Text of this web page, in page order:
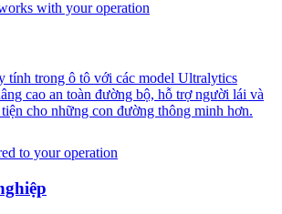
tính trong ô tô với các model Ultralytics
cao an toàn đường bộ, hỗ trợ người lái và
cho những con đường thông minh hơn.